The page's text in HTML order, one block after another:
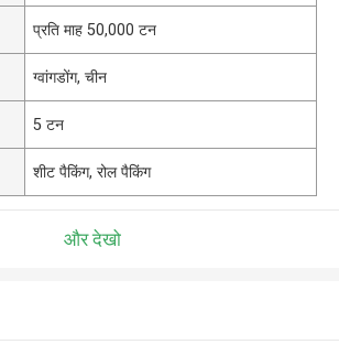
प्रति माह 50,000 टन
ग्वांगडोंग, चीन
5 टन
शीट पैकिंग, रोल पैकिंग
और देखो